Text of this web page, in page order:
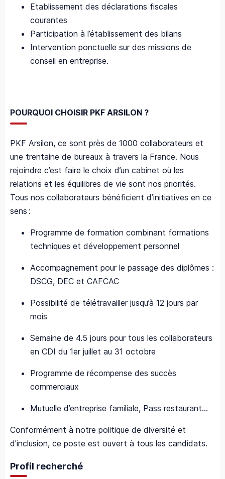
Etablissement des déclarations fiscales
courantes
Participation à l’établissement des bilans
Intervention ponctuelle sur des missions de
conseil en entreprise.
POURQUOI CHOISIR PKF ARSILON ?
PKF Arsilon, ce sont près de 1000 collaborateurs et
une trentaine de bureaux à travers la France. Nous
rejoindre c’est faire le choix d’un cabinet où les
relations et les équilibres de vie sont nos priorités.
Tous nos collaborateurs bénéficient d’initiatives en ce
sens :
Programme de formation combinant formations
techniques et développement personnel
Accompagnement pour le passage des diplômes :
DSCG, DEC et CAFCAC
Possibilité de télétravailler jusqu’à 12 jours par
mois
Semaine de 4.5 jours pour tous les collaborateurs
en CDI du 1er juillet au 31 octobre
Programme de récompense des succès
commerciaux
Mutuelle d’entreprise familiale, Pass restaurant…
Conformément à notre politique de diversité et
d'inclusion, ce poste est ouvert à tous les candidats.
Profil recherché